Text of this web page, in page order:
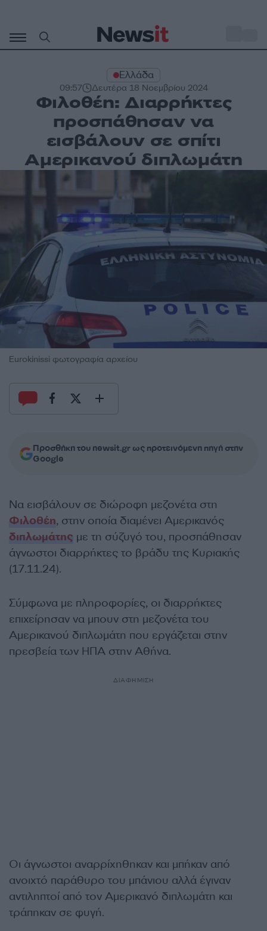
περιεχόμενο
Ελλάδα
09:57 Δευτέρα 18 Νοεμβρίου 2024
Φιλοθέη: Διαρρήκτες
προσπάθησαν να
εισβάλουν σε σπίτι
Αμερικανού διπλωμάτη
Eurokinissi φωτογραφία αρχείου
Προσθήκη του newsit.gr ως προτεινόμενη πηγή στην
Google
Να εισβάλουν σε διώροφη μεζονέτα στη
Φιλοθέη, στην οποία διαμένει Αμερικανός
διπλωμάτης με τη σύζυγό του, προσπάθησαν
άγνωστοι διαρρήκτες το βράδυ της Κυριακής
(17.11.24).
Σύμφωνα με πληροφορίες, οι διαρρήκτες
επιχείρησαν να μπουν στη μεζονέτα του
Αμερικανού διπλωμάτη που εργάζεται στην
πρεσβεία των ΗΠΑ στην Αθήνα.
ΔΙΑΦΗΜΙΣΗ
Οι άγνωστοι αναρρίχηθηκαν και μπήκαν από
ανοιχτό παράθυρο του μπάνιου αλλά έγιναν
αντιληπτοί από τον Αμερικανό διπλωμάτη και
τράπηκαν σε φυγή.